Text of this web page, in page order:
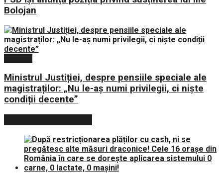
Bolojan
Ministrul Justiției, despre pensiile speciale ale
magistraților: „Nu le-aș numi privilegii, ci niște
condiții decente”